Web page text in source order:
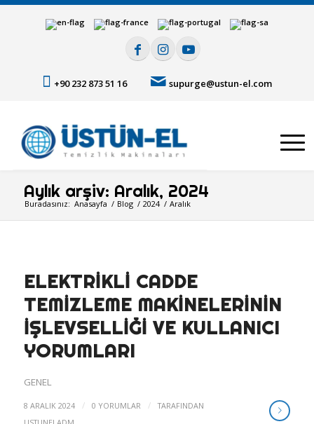
+90 232 873 51 16 supurge@ustun-el.com
Aylık arşiv: Aralık, 2024
Buradasınız: Anasayfa / Blog / 2024 / Aralık
ELEKTRIKLI CADDE
TEMIZLEME MAKINELERININ
İŞLEVSELLIĞI VE KULLANICI
YORUMLARI
GENEL
8 ARALIK 2024 / 0 YORUMLAR /
TARAFINDAN